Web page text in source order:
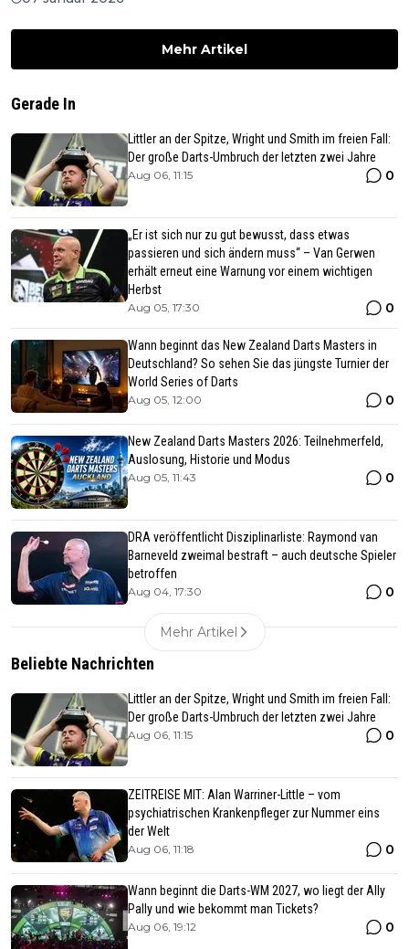
Mehr Artikel
Gerade In
Littler an der Spitze, Wright und Smith im freien Fall:
Der große Darts-Umbruch der letzten zwei Jahre
Aug 06, 11:15 0
„Er ist sich nur zu gut bewusst, dass etwas
passieren und sich ändern muss“ – Van Gerwen
erhält erneut eine Warnung vor einem wichtigen
Herbst
Aug 05, 17:30 0
Wann beginnt das New Zealand Darts Masters in
Deutschland? So sehen Sie das jüngste Turnier der
World Series of Darts
Aug 05, 12:00 0
New Zealand Darts Masters 2026: Teilnehmerfeld,
Auslosung, Historie und Modus
Aug 05, 11:43 0
DRA veröffentlicht Disziplinarliste: Raymond van
Barneveld zweimal bestraft – auch deutsche Spieler
betroffen
Aug 04, 17:30 0
Mehr Artikel
Beliebte Nachrichten
Littler an der Spitze, Wright und Smith im freien Fall:
Der große Darts-Umbruch der letzten zwei Jahre
Aug 06, 11:15 0
ZEITREISE MIT: Alan Warriner-Little – vom
psychiatrischen Krankenpfleger zur Nummer eins
der Welt
Aug 06, 11:18 0
Wann beginnt die Darts-WM 2027, wo liegt der Ally
Pally und wie bekommt man Tickets?
Aug 06, 19:12 0